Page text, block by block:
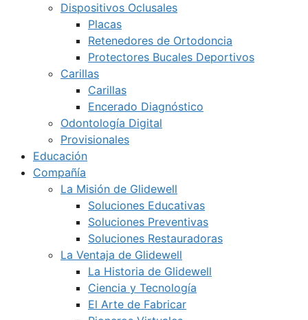
Dispositivos Oclusales
Placas
Retenedores de Ortodoncia
Protectores Bucales Deportivos
Carillas
Carillas
Encerado Diagnóstico
Odontología Digital
Provisionales
Educación
Compañía
La Misión de Glidewell
Soluciones Educativas
Soluciones Preventivas
Soluciones Restauradoras
La Ventaja de Glidewell
La Historia de Glidewell
Ciencia y Tecnología
El Arte de Fabricar